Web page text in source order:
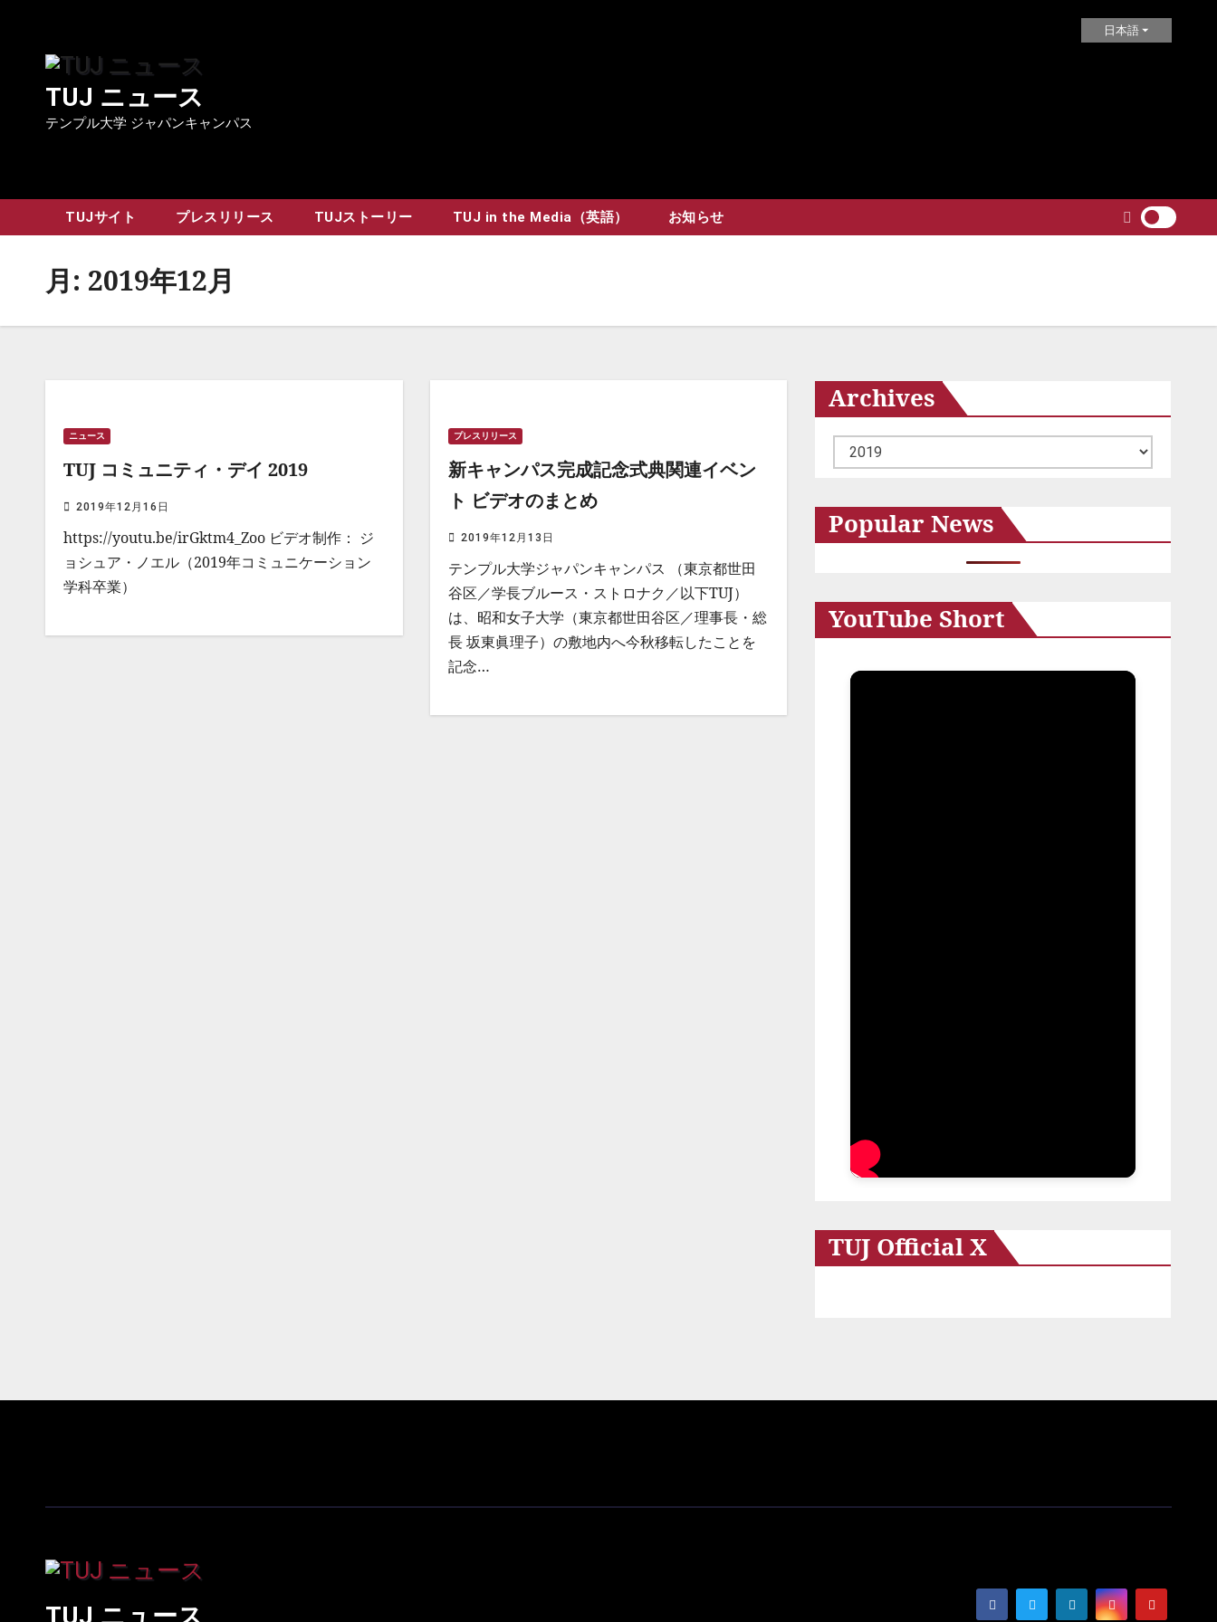
content
TUJ ニュース
テンプル大学 ジャパンキャンパス
日本語
TUJサイト プレスリリース TUJストーリー TUJ in the Media（英語） お知らせ
月: 2019年12月
ニュース
TUJ コミュニティ・デイ 2019
2019年12月16日
https://youtu.be/irGktm4_Zoo ビデオ制作： ジ
ョシュア・ノエル（2019年コミュニケーション
学科卒業）
プレスリリース
新キャンパス完成記念式典関連イベン
ト ビデオのまとめ
2019年12月13日
テンプル大学ジャパンキャンパス （東京都世田
谷区／学長ブルース・ストロナク／以下TUJ）
は、昭和女子大学（東京都世田谷区／理事長・総
長 坂東眞理子）の敷地内へ今秋移転したことを
記念…
Archives
ー
イ
ブ
Popular News
YouTube Short
TUJ Official X
TUJ ニュース